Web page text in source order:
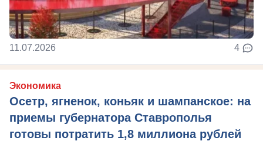
11.07.2026 4
Экономика
Осетр, ягненок, коньяк и шампанское: на
приемы губернатора Ставрополья
готовы потратить 1,8 миллиона рублей